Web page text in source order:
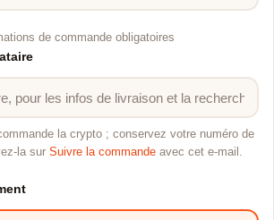
de commande obligatoires
la crypto ; conservez votre numéro de
la sur Suivre la commande avec cet e-mail.